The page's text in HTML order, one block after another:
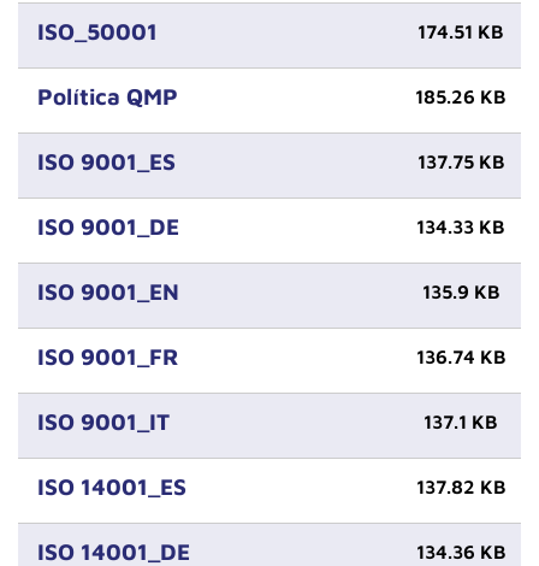
ISO_50001 174.51 KB
Política QMP 185.26 KB
ISO 9001_ES 137.75 KB
ISO 9001_DE 134.33 KB
ISO 9001_EN 135.9 KB
ISO 9001_FR 136.74 KB
ISO 9001_IT 137.1 KB
ISO 14001_ES 137.82 KB
ISO 14001_DE 134.36 KB